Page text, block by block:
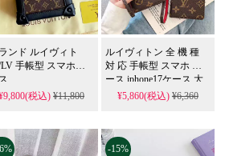
ーズで便利なショッピング
をお約束します。
底した個人情報保護
性を最優先事項として捉
の取引を安全に保護しま
ンド ルイヴィト
手帳型 スマホケ
税込)¥11,800
ルイヴィトン 全 機 種
対 応 手帳型 スマホ ケ
ース iphone17ケース 大
人 可愛い
¥5,860(税込) ¥6,360
-15%